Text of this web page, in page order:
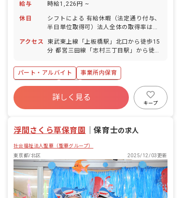
給与 時給1,226円 ~
休日
シフトによる 有給休暇（法定通り付与、
半日単位取得可）法人全体の取得率は
産休育休制度（取得実績あり） 結婚休暇
忌引休暇 看護休暇 介護休暇（取得実績
アクセス
東武東上線「上板橋駅」北口から徒歩15
分 都営三田線「志村三丁目駅」から徒歩
パート・アルバイト
事業所内保育
社会保険完備
有給
残業少なめ
昇給昇進あり
産休育休制度
社会福祉法人
詳しく見る
キープ
浮間さくら草保育園 ｜保育士の求人
社会福祉法人聖華（聖華グループ）
東京都/北区
2025/12/03更新